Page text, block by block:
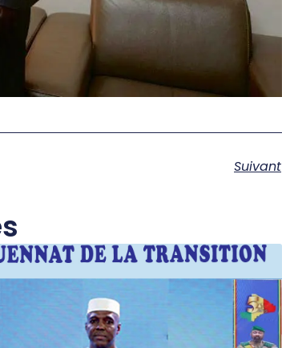
Suivant